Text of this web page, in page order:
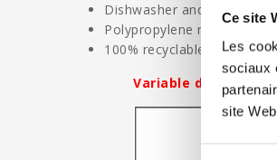
Ce site
Les
sociaux
site
Dishwasher and microwave
Polypropylene material
100% recyclable
Variable delivery